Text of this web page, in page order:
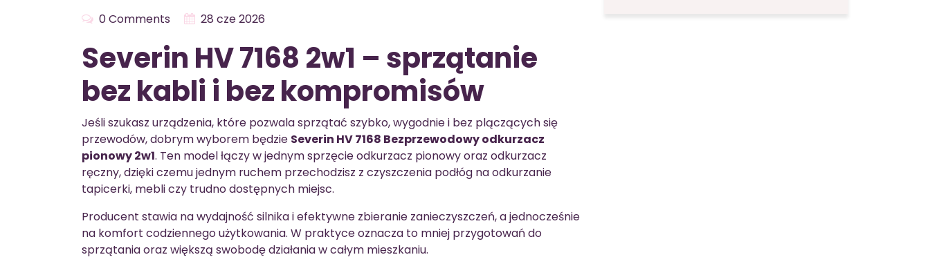
0 Comments 28 cze 2026
Severin HV 7168 2w1 – sprzątanie
bez kabli i bez kompromisów
Jeśli szukasz urządzenia, które pozwala sprzątać szybko, wygodnie i bez plączących się
przewodów, dobrym wyborem będzie Severin HV 7168 Bezprzewodowy odkurzacz
pionowy 2w1. Ten model łączy w jednym sprzęcie odkurzacz pionowy oraz odkurzacz
ręczny, dzięki czemu jednym ruchem przechodzisz z czyszczenia podłóg na odkurzanie
tapicerki, mebli czy trudno dostępnych miejsc.
Producent stawia na wydajność silnika i efektywne zbieranie zanieczyszczeń, a jednocześnie
na komfort codziennego użytkowania. W praktyce oznacza to mniej przygotowań do
sprzątania oraz większą swobodę działania w całym mieszkaniu.